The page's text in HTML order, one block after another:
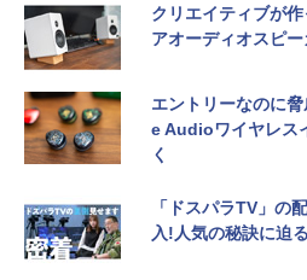
クリエイティブが
アオーディオスピー
エントリーなのに
e Audioワイヤレス
く
「ドスパラTV」の
入!人気の秘訣に迫